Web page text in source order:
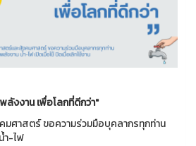
งงาน เพื่อโลกที่ดีกว่า"
ศาสตร์ ขอความร่วมมือบุคลากรทุกท่าน
ำ-ไฟ